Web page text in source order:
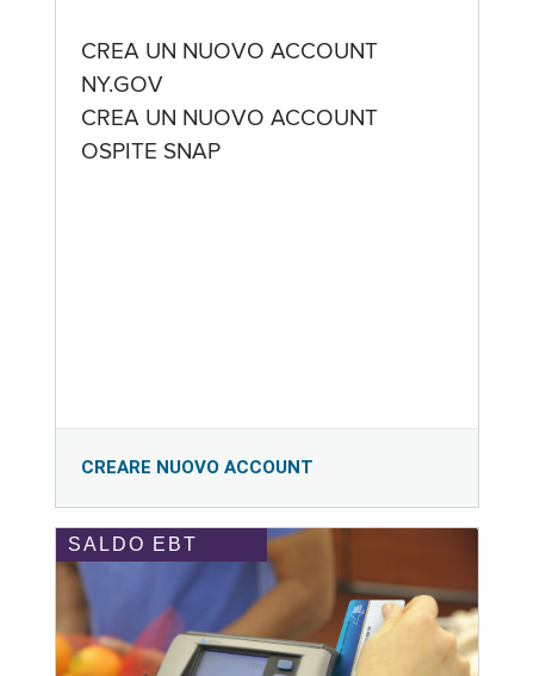
CREA UN NUOVO ACCOUNT
NY.GOV
CREA UN NUOVO ACCOUNT
OSPITE SNAP
CREARE NUOVO ACCOUNT
SALDO EBT